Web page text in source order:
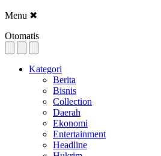
Menu ✖
Otomatis
Kategori
Berita
Bisnis
Collection
Daerah
Ekonomi
Entertainment
Headline